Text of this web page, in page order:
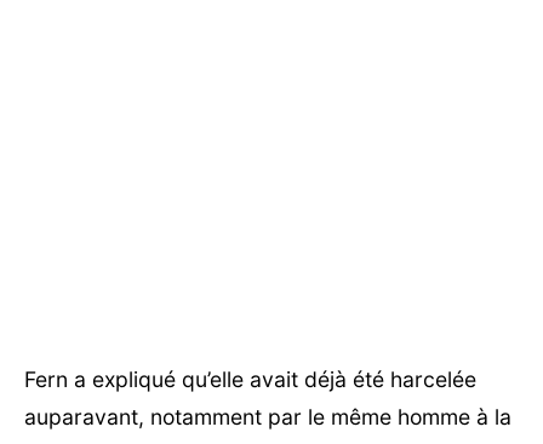
Fern a expliqué qu’elle avait déjà été harcelée
auparavant, notamment par le même homme à la